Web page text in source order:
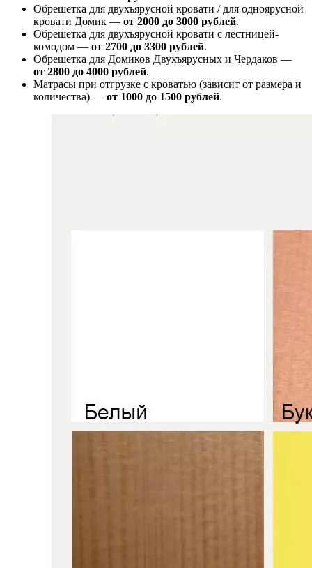
Обрешетка для двухъярусной кровати / для одноярусной
кровати Домик — от 2000 до 3000 рублей.
Обрешетка для двухъярусной кровати с лестницей-
комодом — от 2700 до 3300 рублей.
Обрешетка для Домиков Двухъярусных и Чердаков —
от 2800 до 4000 рублей.
Матрасы при отгрузке с кроватью (зависит от размера и
количества) — от 1000 до 1500 рублей.